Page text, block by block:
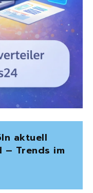
aktuell
Trends im